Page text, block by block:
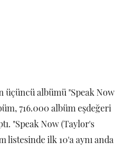
üçüncü albümü "Speak Now
716.000 albüm eşdeğeri
"Speak Now (Taylor's
listesinde ilk 10'a aynı anda